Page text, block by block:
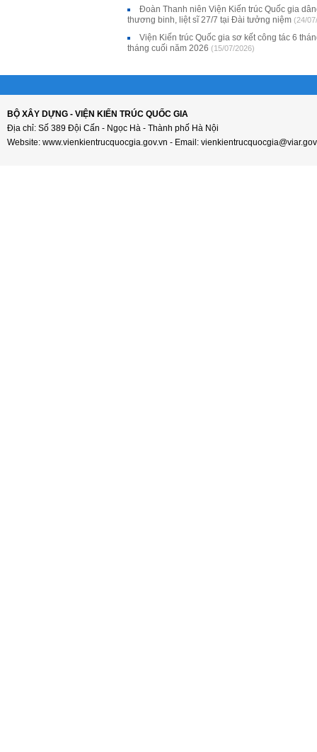
Đoàn Thanh niên Viện Kiến trúc Quốc gia
thương binh, liệt sĩ 27/7 tại Đài tưởng niệm (24/
Viện Kiến trúc Quốc gia sơ kết công tác 6
tháng cuối năm 2026 (15/07/2026)
BỘ XÂY DỰNG - VIỆN KIẾN TRÚC QUỐC GIA
Địa chỉ: Số 389 Đội Cấn - Ngọc Hà - Thành phố Hà Nội
Website: www.vienkientrucquocgia.gov.vn - Email: